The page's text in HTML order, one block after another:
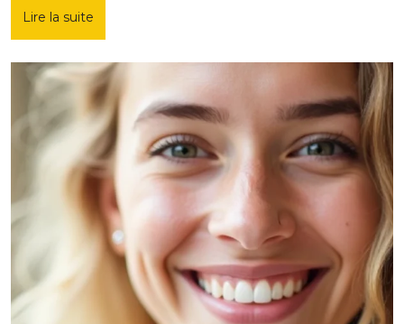
Lire la suite